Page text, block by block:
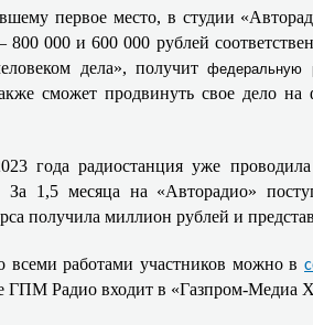
первое место, в студии
800 000 и 600 000 рублей
дела», получитфедеральную
сможет продвинуть свое дело
года радиостанция уже
За 1,5 месяца на «Авторадио»
получила миллион рублей и
всеми работами участников можно в
ГПМ Радио входит в «Газпром-Медиа